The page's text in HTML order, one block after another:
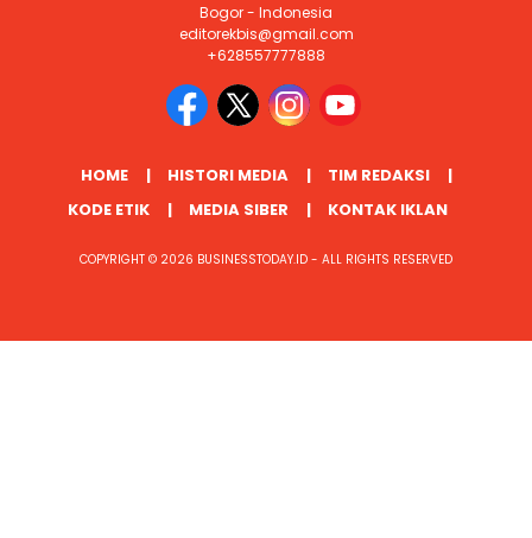
Bogor - Indonesia
editorekbis@gmail.com
+628557777888
HOME HISTORI MEDIA
TIM REDAKSI
KODE ETIK
MEDIA SIBER KONTAK IKLAN
COPYRIGHT © 2026 BUSINESSTODAY.ID - ALL RIGHTS RESERVED